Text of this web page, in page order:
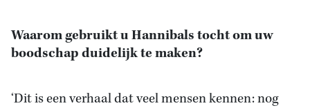
Waarom gebruikt u Hannibals tocht om uw
boodschap duidelijk te maken?
‘Dit is een verhaal dat veel mensen kennen: nog